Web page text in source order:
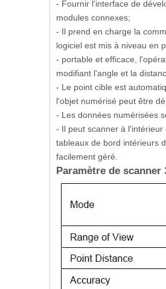
- Fournir l'interface de
modules connexes;
- Il prend en charge la
logiciel est mis à niveau en
- portable et efficace,
modifiant l'angle et la
- Le point cible est
l'objet numérisé peut être
- Les données numérisées
- Il peut scanner à
tableaux de bord intérieurs
facilement géré.
Paramètre de scanner